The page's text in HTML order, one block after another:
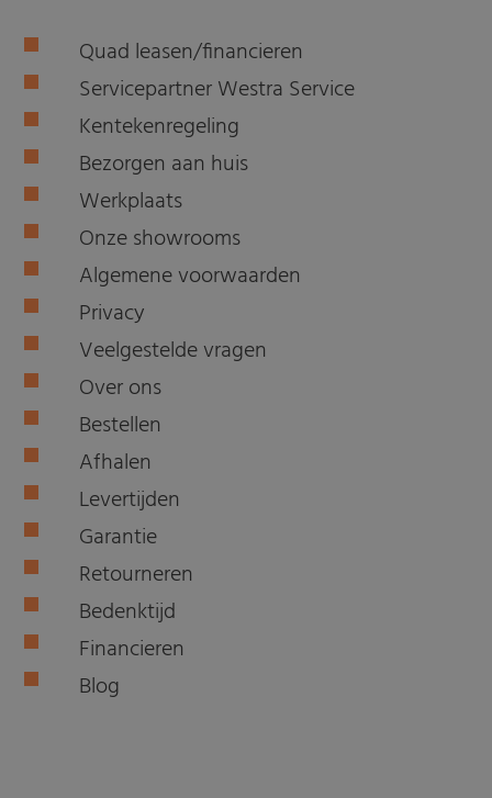
Quad leasen/financieren
Servicepartner Westra Service
Kentekenregeling
Bezorgen aan huis
Werkplaats
Onze showrooms
Algemene voorwaarden
Privacy
Veelgestelde vragen
Over ons
Bestellen
Afhalen
Levertijden
Garantie
Retourneren
Bedenktijd
Financieren
Blog